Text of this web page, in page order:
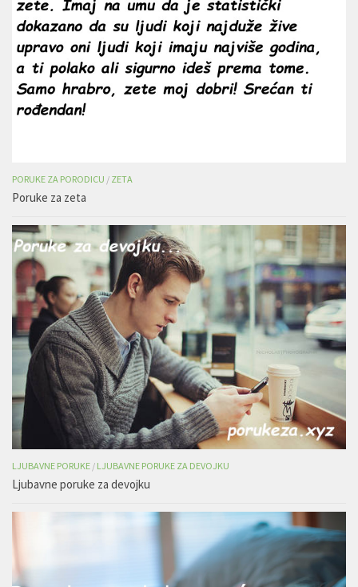
PORUKE ZA PORODICU / ZETA
Poruke za zeta
LJUBAVNE PORUKE / LJUBAVNE PORUKE ZA DEVOJKU
Ljubavne poruke za devojku